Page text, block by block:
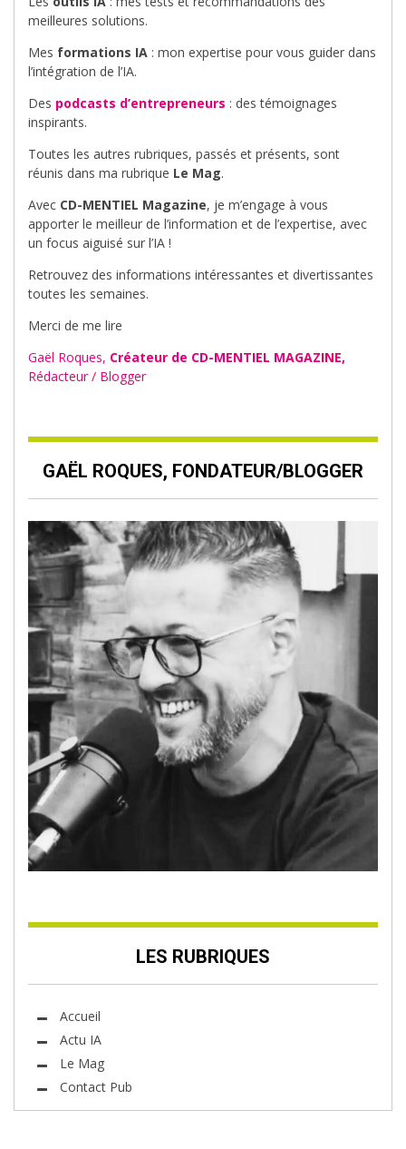
meilleures solutions.
Mes formations IA : mon expertise pour vous guider dans
l’intégration de l’IA.
Des podcasts d’entrepreneurs : des témoignages
inspirants.
Toutes les autres rubriques, passés et présents, sont
réunis dans ma rubrique Le Mag.
Avec CD-MENTIEL Magazine, je m’engage à vous
apporter le meilleur de l’information et de l’expertise, avec
un focus aiguisé sur l’IA !
Retrouvez des informations intéressantes et divertissantes
toutes les semaines.
Merci de me lire
Gaël Roques, Créateur de CD-MENTIEL MAGAZINE,
Rédacteur / Blogger
GAËL ROQUES, FONDATEUR/BLOGGER
LES RUBRIQUES
Accueil
Actu IA
Le Mag
Contact Pub